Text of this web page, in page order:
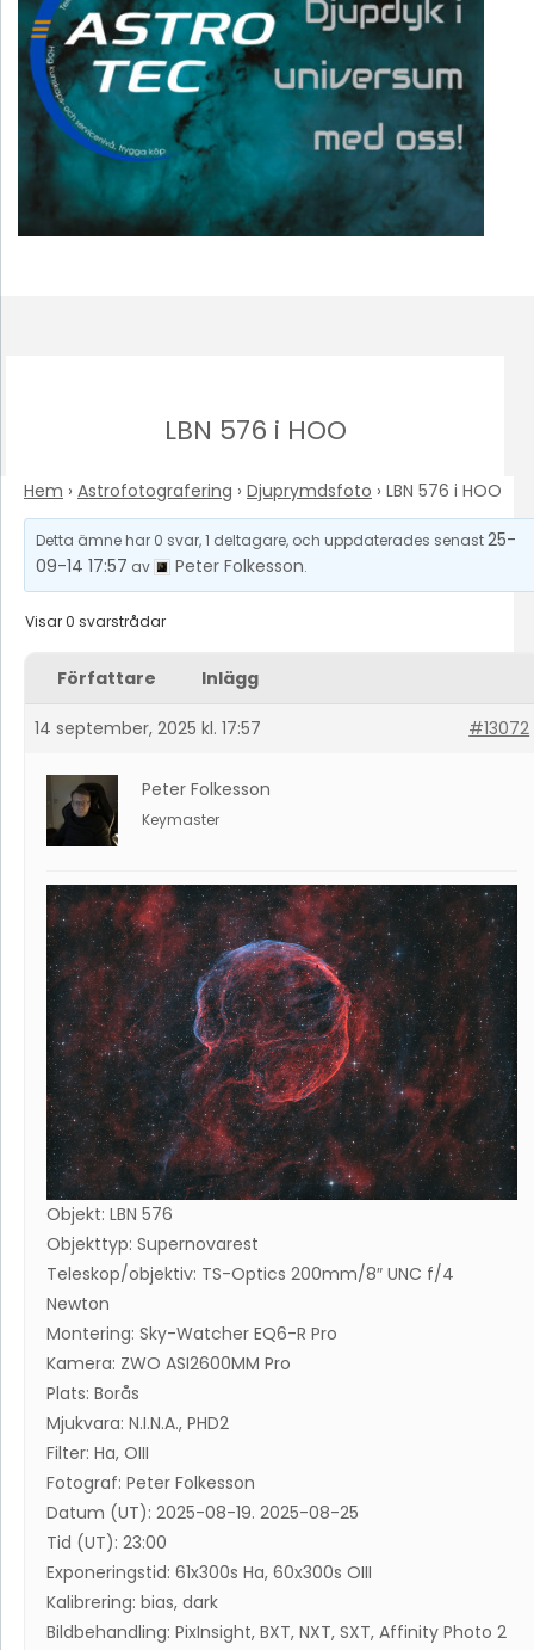
LBN 576 i HOO
Hem › Astrofotografering › Djuprymdsfoto › LBN 576 i HOO
Detta ämne har 0 svar, 1 deltagare, och uppdaterades senast25-
09-14 17:57 av Peter Folkesson.
Visar 0 svarstrådar
Författare Inlägg
14 september, 2025 kl. 17:57 #13072
Peter Folkesson
Keymaster
Objekt: LBN 576
Objekttyp: Supernovarest
Teleskop/objektiv: TS-Optics 200mm/8″ UNC f/4
Newton
Montering: Sky-Watcher EQ6-R Pro
Kamera: ZWO ASI2600MM Pro
Plats: Borås
Mjukvara: N.I.N.A., PHD2
Filter: Ha, OIII
Fotograf: Peter Folkesson
Datum (UT): 2025-08-19. 2025-08-25
Tid (UT): 23:00
Exponeringstid: 61x300s Ha, 60x300s OIII
Kalibrering: bias, dark
Bildbehandling: PixInsight, BXT, NXT, SXT, Affinity Photo 2